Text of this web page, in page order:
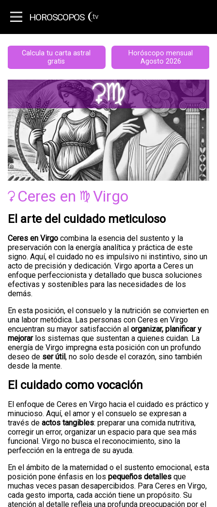
HOROSCOPOS .tv
Calcula tu carta astral
gratis
Horóscopo mensual
Agosto 2026
Vf
Ceres en Virgo
El arte del cuidado meticuloso
Ceres en Virgo combina la esencia del sustento y la
preservación con la energía analítica y práctica de este
signo. Aquí, el cuidado no es impulsivo ni instintivo, sino un
acto de precisión y dedicación. Virgo aporta a Ceres un
enfoque perfeccionista y detallado que busca soluciones
efectivas y sostenibles para las necesidades de los
demás.
En esta posición, el consuelo y la nutrición se convierten en
una labor metódica. Las personas con Ceres en Virgo
encuentran su mayor satisfacción al organizar, planificar y
mejorarlos sistemas que sustentan a quienes cuidan. La
energía de Virgo impregna esta posición con un profundo
deseo de ser útil, no solo desde el corazón, sino también
desde la mente.
El cuidado como vocación
El enfoque de Ceres en Virgo hacia el cuidado es práctico y
minucioso. Aquí, el amor y el consuelo se expresan a
través de actos tangibles: preparar una comida nutritiva,
corregir un error, organizar un espacio para que sea más
funcional. Virgo no busca el reconocimiento, sino la
perfección en la entrega de su ayuda.
En el ámbito de la maternidad o el sustento emocional, esta
posición pone énfasis en los pequeños detalles que
muchas veces pasan desapercibidos. Para Ceres en Virgo,
cada gesto importa, cada acción tiene un propósito. Su
atención al detalle refleja una profunda preocupación por el